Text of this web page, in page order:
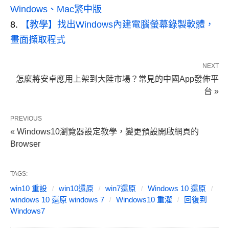
Windows、Mac繁中版
【教學】找出Windows內建電腦螢幕錄製軟體，
畫面擷取程式
NEXT
怎麼將安卓應用上架到大陸市場？常見的中國App發佈平
台 »
PREVIOUS
« Windows10瀏覽器設定教學，變更預設開啟網頁的
Browser
TAGS:
win10 重設 win10還原 win7還原
Windows 10 還原
windows 10 還原 windows 7
Windows10 重灌
回復到
Windows7